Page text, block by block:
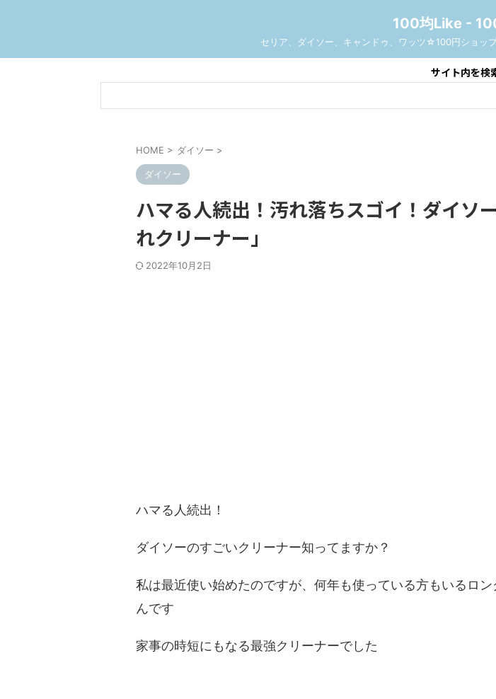
100均Like -
セリア、ダイソー、キャンドゥ、ワッツ☆100円ショッ
サイト内を検
HOME > ダイソー >
ダイソー
ハマる人続出！汚れ落ちスゴイ！ダイソ
れクリーナー」
2022年10月2日
ハマる人続出！
ダイソーのすごいクリーナー知ってますか？
私は最近使い始めたのですが、何年も使っている方もいるロ
んです
家事の時短にもなる最強クリーナーでした